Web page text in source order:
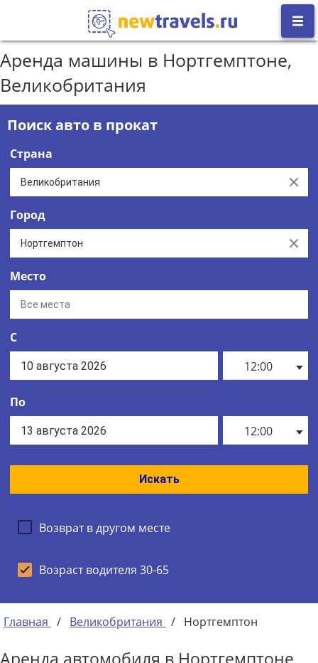
Аренда машины в Нортгемптоне,
Великобритания
Поиск авто в прокат
Страна
Clear
Город
Clear
Место
С
12:00
По
12:00
Искать
Возврат в другом месте
Возраст водителя 30-65
Главная / Великобритания / Нортгемптон